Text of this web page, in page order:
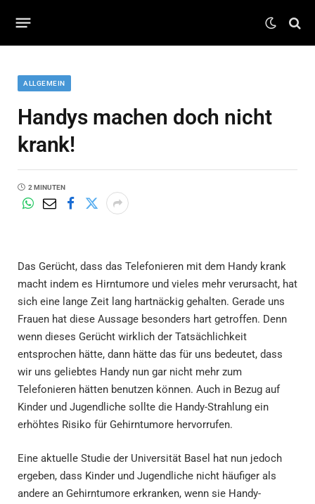
ALLGEMEIN
Handys machen doch nicht
krank!
2 MINUTEN
Das Gerücht, dass das Telefonieren mit dem Handy krank
macht indem es Hirntumore und vieles mehr verursacht, hat
sich eine lange Zeit lang hartnäckig gehalten. Gerade uns
Frauen hat diese Aussage besonders hart getroffen. Denn
wenn dieses Gerücht wirklich der Tatsächlichkeit
entsprochen hätte, dann hätte das für uns bedeutet, dass
wir uns geliebtes Handy nun gar nicht mehr zum
Telefonieren hätten benutzen können. Auch in Bezug auf
Kinder und Jugendliche sollte die Handy-Strahlung ein
erhöhtes Risiko für Gehirntumore hervorrufen.
Eine aktuelle Studie der Universität Basel hat nun jedoch
ergeben, dass Kinder und Jugendliche nicht häufiger als
andere an Gehirntumore erkranken, wenn sie Handy-